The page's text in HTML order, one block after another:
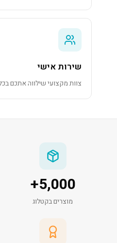
שירות אישי
צוות מקצועי שילווה אתכם
5,000
+
מוצרים בקטלוג